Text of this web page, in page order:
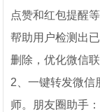
点赞和红包提醒
帮助用户检测出
删除，优化微信联
2、一键转发微信
师。朋友圈助手